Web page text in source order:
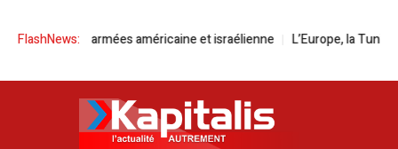
FlashNews:
des armées américaine et israélienne L’Europe, la Tunisie et le